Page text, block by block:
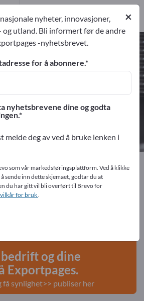
finn produsenter og
Produsent10
Distributører
& Deler
Leverandørdeler
på Exportpages!
varer – Forretningskontakter >>
og dine
Exportpages.
få synlighet>> publiser her
×
nyheter, innovasjoner,
og utland. Bli informert før de andre
-nyhetsbrevet.
for å abonnere.
nyhetsbrevene dine og godta
melde deg av ved å bruke lenken i
som vår markedsføringsplattform. Ved å klikke
sende inn dette skjemaet, godtar du at
du har gitt vil bli overført til Brevo for
vilkår for bruk.